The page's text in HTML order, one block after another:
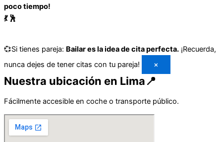
poco tiempo!
💃 🕺
💞Si tienes pareja: Bailar es la idea de cita perfecta. ¡Recuerda,
nunca dejes de tener citas con tu pareja!
×
Nuestra ubicación en Lima📍
Fácilmente accesible en coche o transporte público.